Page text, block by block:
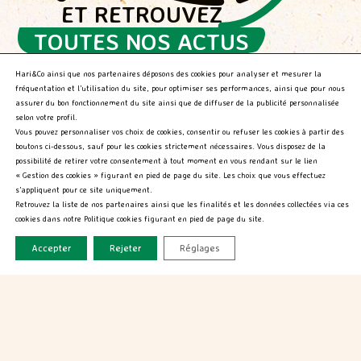
CARREFOUR CITY
115-117 Rue Saint Antoine
Paris -St Antoin 115 - 75004
CARREFOUR CITY
84 Rue Nd Des Champs
Paris 06Eme - 75006
INTERMARCHE EXPRESS
36 Rue des Fosses Saint-Bernard
ET RETROUVEZ
TOUTES NOS ACTUS
GOURMANDES !
Hari&Co ainsi que nos partenaires déposons des cookies pour analyser et mesurer la
fréquentation et l’utilisation du site, pour optimiser ses performances, ainsi que pour nous
assurer du bon fonctionnement du site ainsi que de diffuser de la publicité personnalisée
selon votre profil.
Vous pouvez personnaliser vos choix de cookies, consentir ou refuser les cookies à partir des
boutons ci-dessous, sauf pour les cookies strictement nécessaires. Vous disposez de la
possibilité de retirer votre consentement à tout moment en vous rendant sur le lien
« Gestion des cookies » figurant en pied de page du site. Les choix que vous effectuez
s’appliquent pour ce site uniquement.
Retrouvez la liste de nos partenaires ainsi que les finalités et les données collectées via ces
cookies dans notre Politique cookies figurant en pied de page du site.
Accepter Rejeter Réglages